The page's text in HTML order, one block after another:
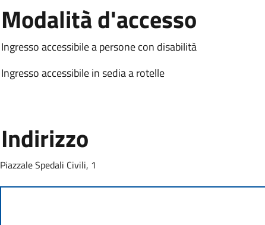
Modalità d'accesso
Ingresso accessibile a persone con disabilità
Ingresso accessibile in sedia a rotelle
Indirizzo
Piazzale Spedali Civili, 1